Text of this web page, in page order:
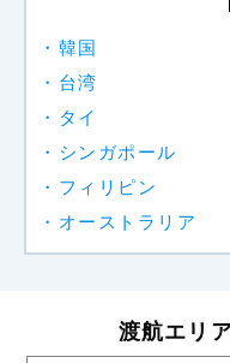
韓国
台湾
タイ
シンガポール
フィリピン
オーストラリア
渡航エリ